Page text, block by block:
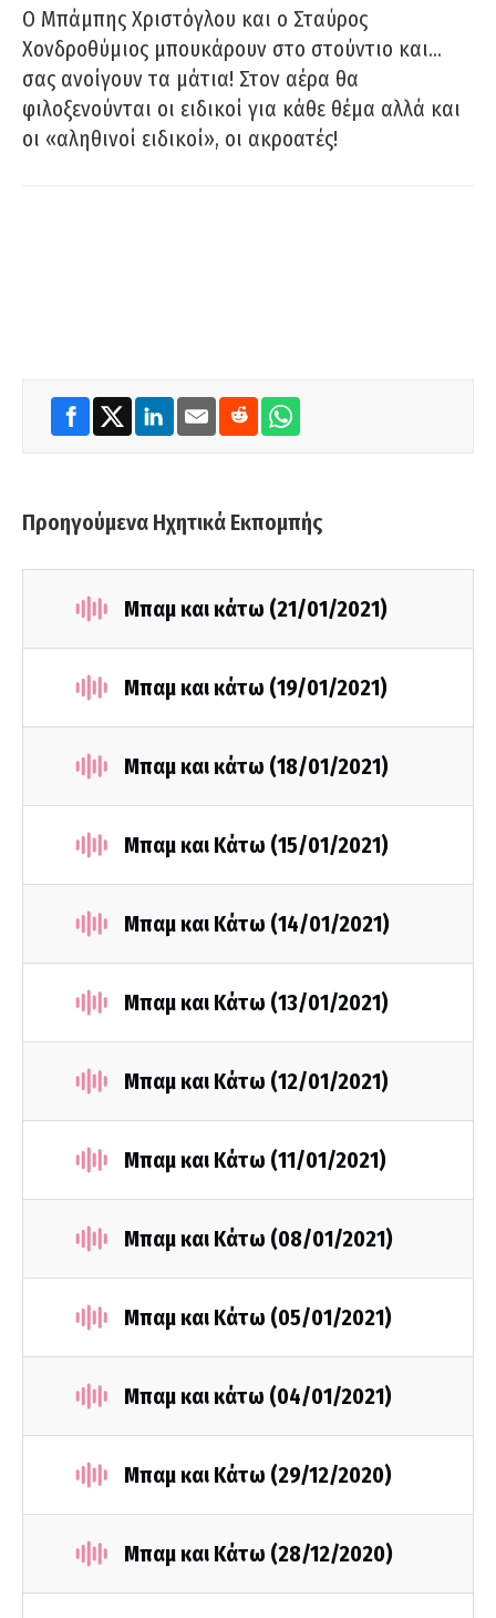
O Μπάμπης Χριστόγλου και ο Σταύρος
Χονδροθύμιος μπουκάρουν στο στούντιο και…
σας ανοίγουν τα μάτια! Στον αέρα θα
φιλοξενούνται οι ειδικοί για κάθε θέμα αλλά και
οι «αληθινοί ειδικοί», οι ακροατές!
Προηγούμενα Ηχητικά Εκπομπής
Μπαμ και κάτω (21/01/2021)
Μπαμ και κάτω (19/01/2021)
Μπαμ και κάτω (18/01/2021)
Μπαμ και Κάτω (15/01/2021)
Μπαμ και Κάτω (14/01/2021)
Μπαμ και Κάτω (13/01/2021)
Μπαμ και Κάτω (12/01/2021)
Μπαμ και Κάτω (11/01/2021)
Μπαμ και Κάτω (08/01/2021)
Μπαμ και Κάτω (05/01/2021)
Μπαμ και κάτω (04/01/2021)
Μπαμ και Κάτω (29/12/2020)
Μπαμ και Κάτω (28/12/2020)